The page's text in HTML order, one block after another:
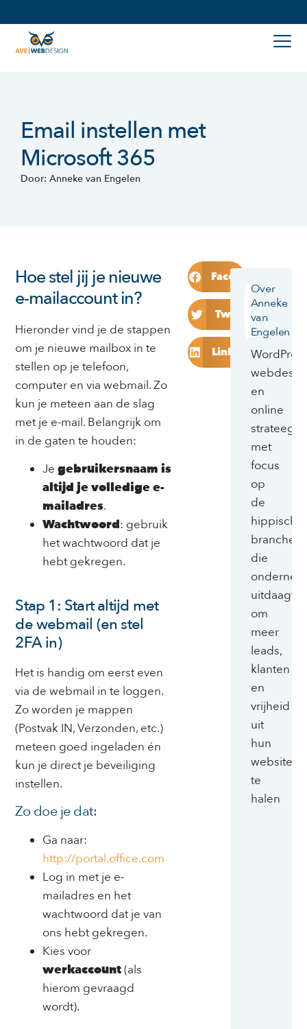
Email instellen met
Microsoft 365
Door: Anneke van Engelen
Hoe stel jij je nieuwe
e-mailaccount in?
Hieronder vind je de stappen
om je nieuwe mailbox in te
stellen op je telefoon,
computer en via webmail. Zo
kun je meteen aan de slag
met je e-mail. Belangrijk om
in de gaten te houden:
Jegebruikersnaam is
altijd je volledige e-
mailadres.
Wachtwoord: gebruik
het wachtwoord dat je
hebt gekregen.
Stap 1: Start altijd met
de webmail (en stel
2FA in)
Het is handig om eerst even
via de webmail in te loggen.
Zo worden je mappen
(Postvak IN, Verzonden, etc.)
meteen goed ingeladen én
kun je direct je beveiliging
instellen.
Zo doe je dat:
Ga naar:
http://portal.office.com
Log in met je e-
mailadres en het
wachtwoord dat je van
ons hebt gekregen.
Kies voor
werkaccount(als
hierom gevraagd
wordt).
Facebook
Twitter
LinkedIn
Over
Anneke
van
Engelen
en
online
strateeg
met
focus
op
de
hippische
branche
die
uitdaagt
om
meer
leads,
klanten
en
vrijheid
uit
hun
website
te
halen